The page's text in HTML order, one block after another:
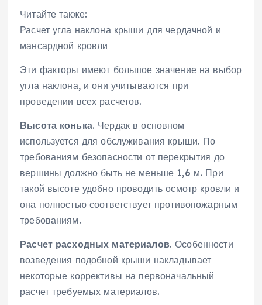
Читайте также:
Расчет угла наклона крыши для чердачной и
мансардной кровли
Эти факторы имеют большое значение на выбор
угла наклона, и они учитываются при
проведении всех расчетов.
Высота конька. Чердак в основном
используется для обслуживания крыши. По
требованиям безопасности от перекрытия до
вершины должно быть не меньше 1,6 м. При
такой высоте удобно проводить осмотр кровли и
она полностью соответствует противопожарным
требованиям.
Расчет расходных материалов. Особенности
возведения подобной крыши накладывает
некоторые коррективы на первоначальный
расчет требуемых материалов.